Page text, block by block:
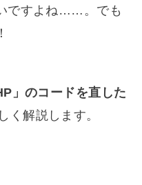
ですよね……。でも
」のコードを直した
く解説します。